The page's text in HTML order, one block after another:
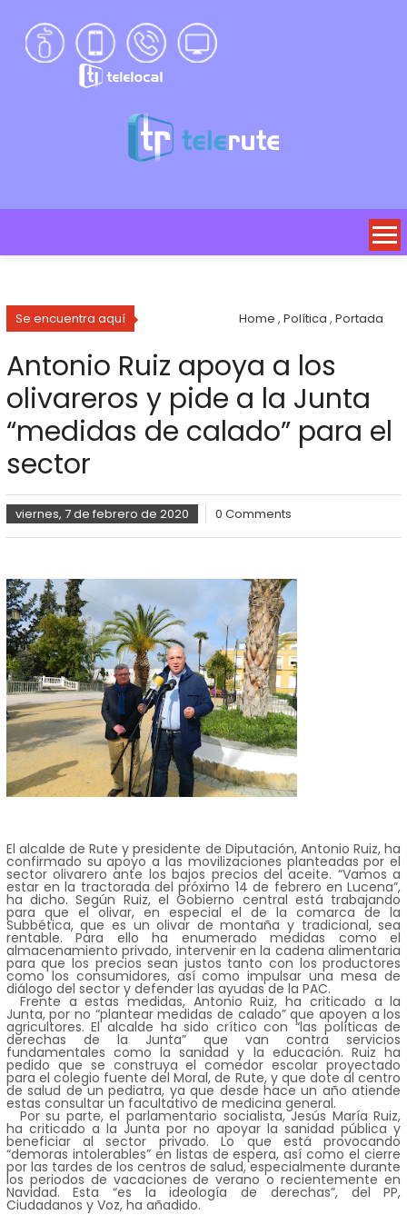
Se encuentra aquí Home ,Política ,Portada
Antonio Ruiz apoya a los
olivareros y pide a la Junta
“medidas de calado” para el
sector
viernes, 7 de febrero de 2020 0 Comments
El alcalde de Rute y presidente de Diputación, Antonio Ruiz, ha
confirmado su apoyo a las movilizaciones planteadas por el
sector olivarero ante los bajos precios del aceite. “Vamos a
estar en la tractorada del próximo 14 de febrero en Lucena”,
ha dicho. Según Ruiz, el Gobierno central está trabajando
para que el olivar, en especial el de la comarca de la
Subbética, que es un olivar de montaña y tradicional, sea
rentable. Para ello ha enumerado medidas como el
almacenamiento privado, intervenir en la cadena alimentaria
para que los precios sean justos tanto con los productores
como los consumidores, así como impulsar una mesa de
diálogo del sector y defender las ayudas de la PAC.
Frente a estas medidas, Antonio Ruiz, ha criticado a la
Junta, por no “plantear medidas de calado” que apoyen a los
agricultores. El alcalde ha sido crítico con “las políticas de
derechas de la Junta” que van contra servicios
fundamentales como la sanidad y la educación. Ruiz ha
pedido que se construya el comedor escolar proyectado
para el colegio fuente del Moral, de Rute, y que dote al centro
de salud de un pediatra, ya que desde hace un año atiende
estas consultar un facultativo de medicina general.
Por su parte, el parlamentario socialista, Jesús María Ruiz,
ha criticado a la Junta por no apoyar la sanidad pública y
beneficiar al sector privado. Lo que está provocando
“demoras intolerables” en listas de espera, así como el cierre
por las tardes de los centros de salud, especialmente durante
los periodos de vacaciones de verano o recientemente en
Navidad. Esta “es la ideología de derechas”, del PP,
Ciudadanos y Voz, ha añadido.